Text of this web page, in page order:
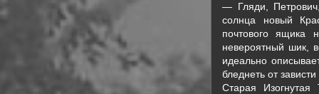
— Гляди,
солнца новый
почтового ящика
невероятный шик,
идеально
бледнеть от
Старая